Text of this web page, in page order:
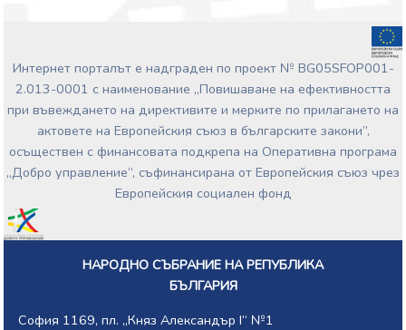
Интернет порталът е надграден по проект № BG05SFOP001-
2.013-0001 с наименование „Повишаване на ефективността
при въвеждането на директивите и мерките по прилагането на
актовете на Европейския съюз в българските закони”,
осъществен с финансовата подкрепа на Оперативна програма
„Добро управление“, съфинансирана от Европейския съюз чрез
Европейския социален фонд
НАРОДНО СЪБРАНИЕ НА РЕПУБЛИКА
БЪЛГАРИЯ
София 1169, пл. „Княз Александър I“ №1